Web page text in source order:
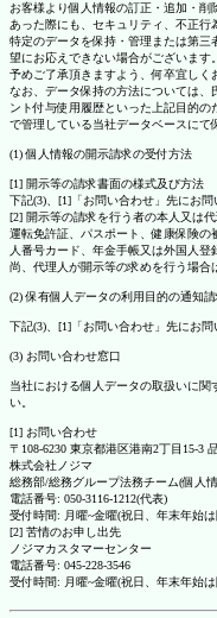
お客様より個人情報の訂正・追加・
あった際にも、セキュリティ、不正行
特定のデータを保持・管理または第
望にお応えできない場合がございます。
予めご了承頂きますよう、何卒宜しく
なお、データ保持の方法については、
ント付与使用履歴といった上記目的
で管理している当社データベースにて
(1) 個人情報の開示請求の受付方法
[1] 開示等の請求書面の様式及び方法
下記(3)、[1]「お問い合わせ」先にお問
[2] 開示等の請求を行う者の本人又は
運転免許証、パスポート、健康保険の
人番号カード、年金手帳又は外国人登
尚、代理人が開示等の求めを行う場合
(2) 保有個人データの利用目的の通知
下記(3)、[1]「お問い合わせ」先にお
(3) お問い合わせ窓口
当社における個人データの取扱いに
い。
[1] お問い合わせ
〒108-6230 東京都港区港南2丁目15-3
株式会社ノジマ
総務部/総務グループ法務チーム(個人
電話番号: 050-3116-1212(代表)
受付時間: 月曜~金曜(祝日、年末年始は
[2] 苦情のお申し出先
ノジマカスタマーセンター
電話番号: 045-228-3546
受付時間: 月曜~金曜(祝日、年末年始は